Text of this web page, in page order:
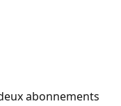
abonnements